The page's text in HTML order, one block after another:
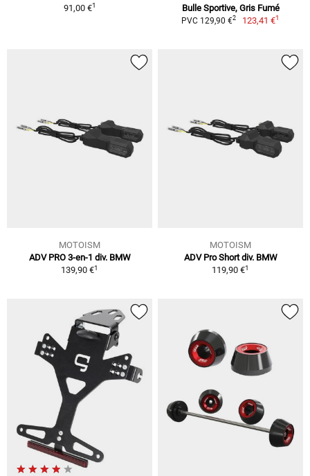
91,00 €1
Bulle Sportive, Gris Fumé
PVC 129,90 €2 123,41 €1
MOTOISM
ADV PRO 3-en-1 div. BMW
139,90 €1
MOTOISM
ADV Pro Short div. BMW
119,90 €1